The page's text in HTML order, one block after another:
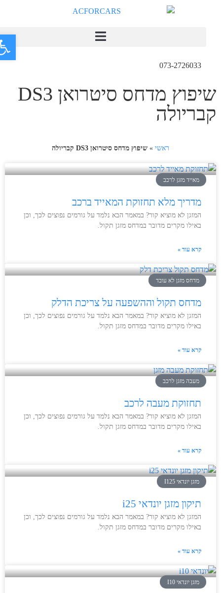
073-2726033
שיפוץ מדחס סיטרואן DS3
קבריולה
ראשי»שיפוץ מדחס סיטרואן DS3 קבריולה
מאייד מזגן לרכב
מדריך מלא תחזוקת המאייד ברכב
המזגן לא מוציא קור? במאמר הבא נלמד על גורמים נפוצים לכך, וכן
באילו מקרים מדובר במדחס מזגן תקול.
קרא עוד »
מדחס מזגן לא עובד
מדחס תקול וההשפעה על צריכת הדלק
המזגן לא מוציא קור? במאמר הבא נלמד על גורמים נפוצים לכך, וכן
באילו מקרים מדובר במדחס מזגן תקול.
קרא עוד »
מעבה מזגן לרכב
תחזוקת מעבה לרכב
המזגן לא מוציא קור? במאמר הבא נלמד על גורמים נפוצים לכך, וכן
באילו מקרים מדובר במדחס מזגן תקול.
קרא עוד »
מזגן יונדאי I125
תיקון מזגן יונדאי i25
המזגן לא מוציא קור? במאמר הבא נלמד על גורמים נפוצים לכך, וכן
באילו מקרים מדובר במדחס מזגן תקול.
קרא עוד »
מזגן יונדאי I10